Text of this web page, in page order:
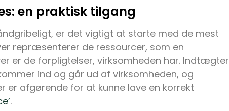
en praktisk tilgang
er det vigtigt at starte med de mest
repræsenterer de ressourcer, som en
er de forpligtelser, virksomheden har. Indtægter
ind og går ud af virksomheden, og
er afgørende for at kunne lave en korrekt
.